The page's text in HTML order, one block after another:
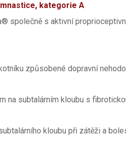
kategorie A
společně s aktivní
způsobené dopravní
na subtalárním kloubu s
kloubu při zátěži a